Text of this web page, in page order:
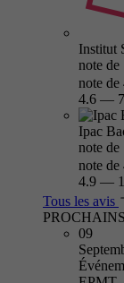
Institut
note de
note de
4.6 —
Ipac
note de
note de
4.9 —
Tous les avis
09